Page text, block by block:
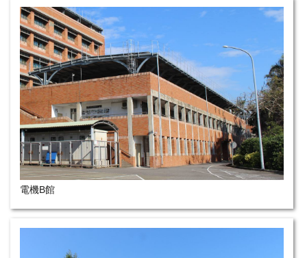
電機B館